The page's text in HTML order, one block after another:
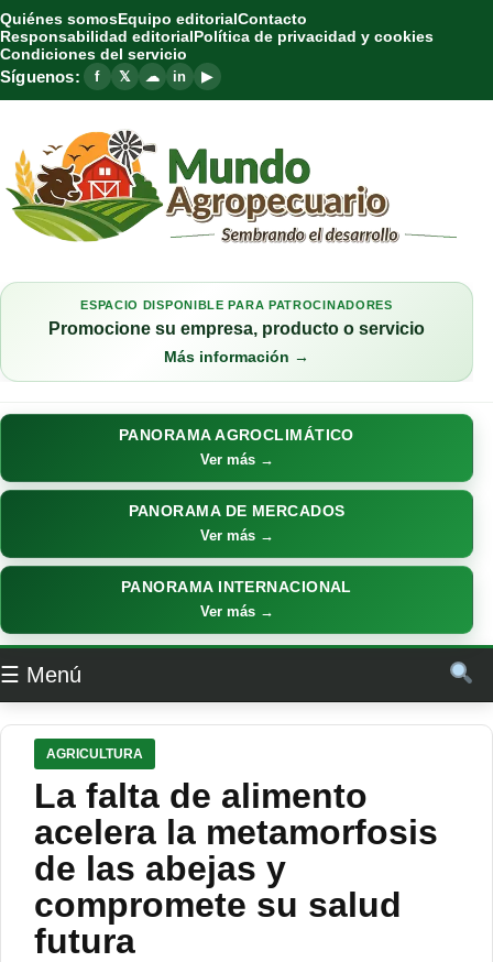
Quiénes somosEquipo editorialContacto
Responsabilidad editorialPolítica de privacidad y cookies
Condiciones del servicio
Síguenos: f 𝕏 ☁ in ▶
ESPACIO DISPONIBLE PARA PATROCINADORES
Promocione su empresa, producto o servicio
Más información →
PANORAMA AGROCLIMÁTICO
Ver más →
PANORAMA DE MERCADOS
Ver más →
PANORAMA INTERNACIONAL
Ver más →
☰ Menú
AGRICULTURA
La falta de alimento
acelera la metamorfosis
de las abejas y
compromete su salud
futura